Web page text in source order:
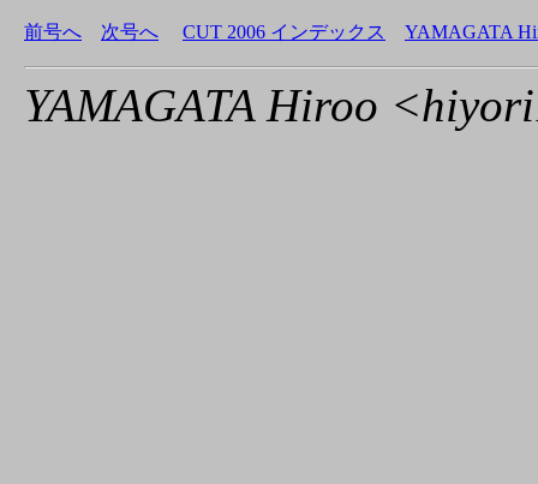
前号へ 次号へ CUT 2006 インデックス YAMAGATA
YAMAGATA Hiroo